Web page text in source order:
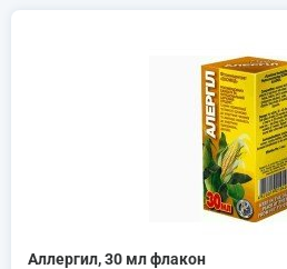
Аллергил, 30 мл флакон